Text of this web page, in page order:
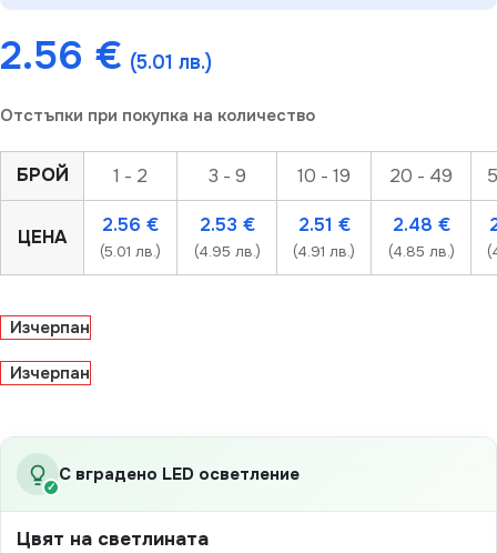
2.56 € (5.01 лв.)
Отстъпки при покупка на количество
БРОЙ 1 - 2 3 - 9 10 - 19 20 - 49
ЦЕНА
2.56 €
(5.01 лв.)
2.53 €
(4.95 лв.)
2.51 €
(4.91 лв.)
2.48 €
(4.85 лв.)
Изчерпан
Изчерпан
✓
С вградено LED осветление
Цвят на светлината